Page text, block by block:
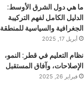
ما هي دول الشرق الأوسط:
الدليل الكامل لفهم التركيبة
الجغرافية والسياسية للمنطقة
أبريل 17, 2025
نظام التعليم في قطر: النمو،
الإصلاحات، وآفاق المستقبل
فبراير 26, 2025